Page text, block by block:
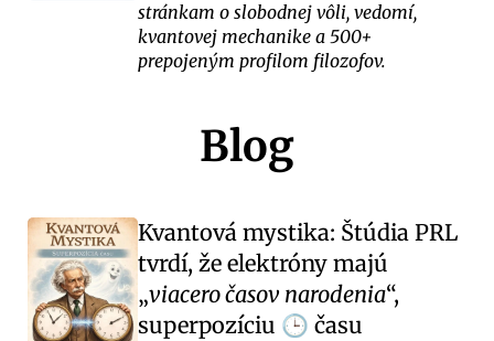
stránkam o slobodnej vôli, vedomí,
kvantovej mechanike a 500+
prepojeným profilom filozofov.
Blog
Kvantová mystika: Štúdia PRL
tvrdí, že elektróny majú
viacero časov narodenia ,
superpozíciu 🕒 času